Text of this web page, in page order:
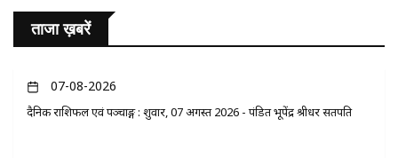
ताजा ख़बरें
07-08-2026
दैनिक राशिफल एवं पञ्चाङ्ग : शुक्रवार, 07 अगस्त 2026 - पंडित भूपेंद्र श्रीधर सतपति